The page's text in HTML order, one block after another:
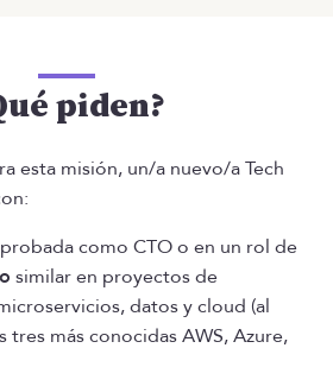
piden?
esta misión, un/a nuevo/a Tech
como CTO o en un rol de
similar en proyectos de
datos y cloud (al
tres más conocidas AWS, Azure,